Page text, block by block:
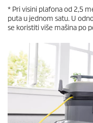
* Pri visini plafona od 2,5
puta u jednom satu. U
se koristiti više mašina po